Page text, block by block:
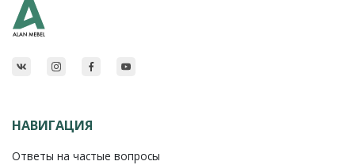
НАВИГАЦИЯ
Ответы на частые вопросы